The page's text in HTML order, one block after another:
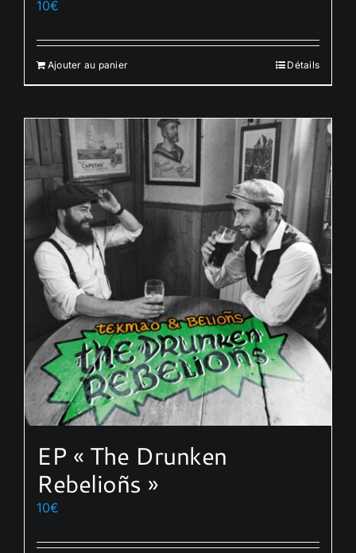
10€
Ajouter au panier Détails
EP « The Drunken
Rebelioñs »
10€